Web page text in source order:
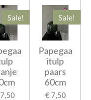
Sale! Sale!
Papegaa
itulp
paars
60cm
€ 7,50